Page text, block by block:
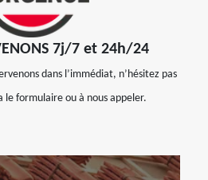
7j/7 et 24h/24
dans l’immédiat, n’hésitez pas
le formulaire ou à nous appeler.